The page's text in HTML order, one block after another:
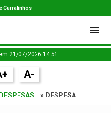
Curralinhos
21/07/2026 14:51
A-
DESPESAS » DESPESA